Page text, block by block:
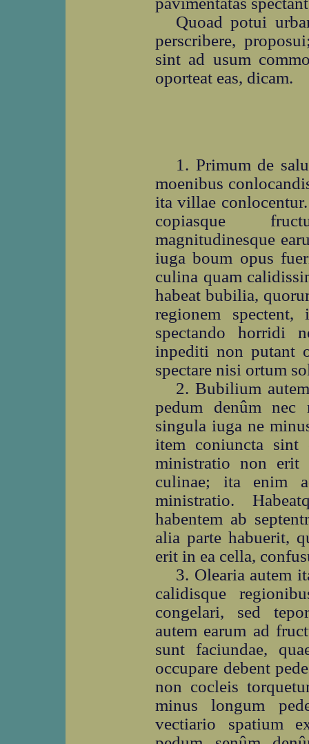
Quoad potui
perscribere,
sint ad usum
oporteat eas, dicam.
1. Primum de
moenibus
ita villae
copiasque
magnitudinesque
iuga boum opus
culina quam
habeat bubilia,
regionem
spectando horridi
inpediti non putant
spectare nisi ortum
2. Bubilium
pedum denûm nec
singula iuga ne
item coniuncta sint
ministratio non erit
culinae; ita enim
ministratio.
habentem ab
alia parte habuerit,
erit in ea cella,
3. Olearia autem
calidisque
congelari, sed
autem earum ad
sunt faciundae,
occupare debent
non cocleis
minus longum
vectiario spatium